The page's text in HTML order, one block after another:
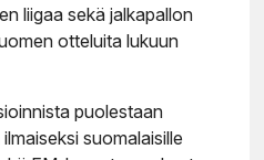
liigaa sekä jalkapallon
otteluita lukuun
puolestaan
suomalaisille